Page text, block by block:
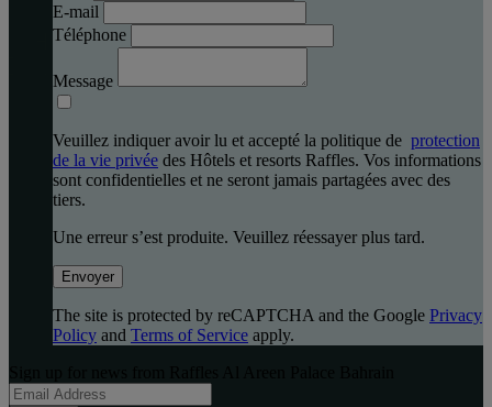
E-mail
Téléphone
Message
Veuillez indiquer avoir lu et accepté la politique de protection
de la vie privée des Hôtels et resorts Raffles. Vos informations
sont confidentielles et ne seront jamais partagées avec des
tiers.
Une erreur s’est produite. Veuillez réessayer plus tard.
Envoyer
The site is protected by reCAPTCHA and the Google Privacy
Policy and Terms of Service apply.